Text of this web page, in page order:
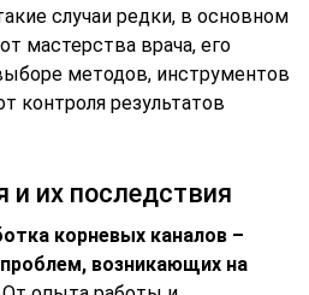
случаи редки, в основном
мастерства врача, его
методов, инструментов
контроля результатов
их последствия
корневых каналов –
возникающих на